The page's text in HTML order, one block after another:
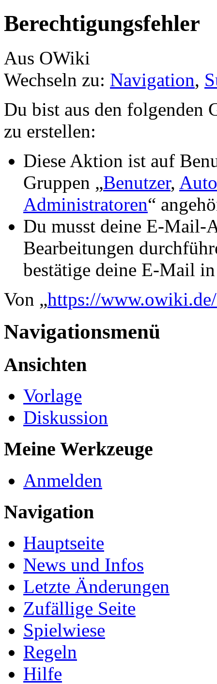
Berechtigungsfehler
Aus OWiki
Wechseln zu: Navigation,
Du bist aus den folgenden
zu erstellen:
Diese Aktion ist auf
Gruppen „Benutzer,
Administratoren“
Du musst deine E-Mail-
Bearbeitungen
bestätige deine E-Mail
Von „https://
Navigationsmenü
Ansichten
Vorlage
Diskussion
Meine Werkzeuge
Anmelden
Navigation
Hauptseite
News und Infos
Letzte Änderungen
Zufällige Seite
Spielwiese
Regeln
Hilfe